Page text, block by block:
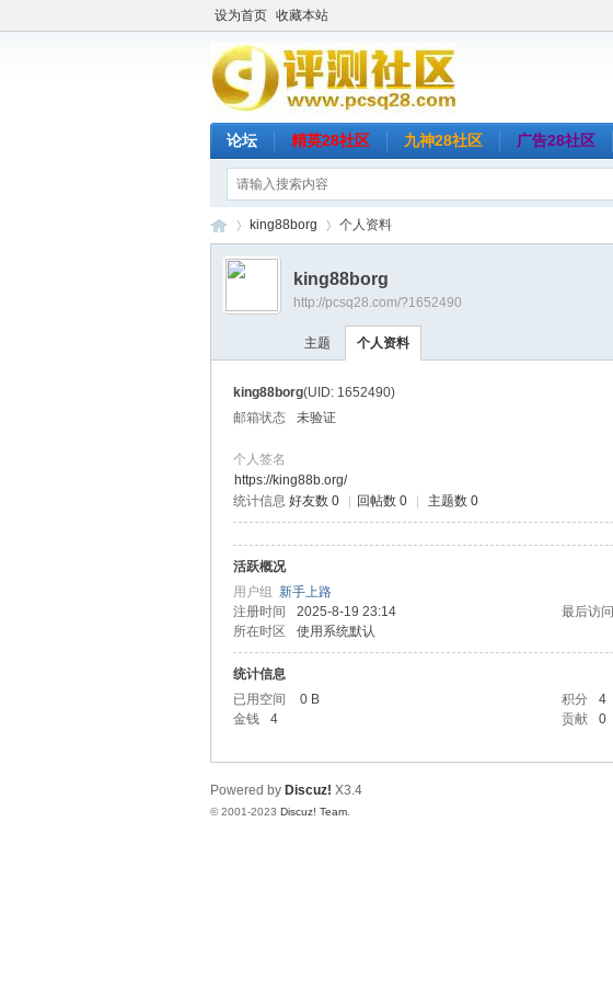
设为首页 收藏本站
论坛 精英28社区 九神28社区 广告28社区
›
king88borg 个人资料
king88borg
http://pcsq28.com/?1652490
主题 个人资料
king88borg(UID: 1652490)
邮箱状态
未验证
个人签名
https://king88b.org/
统计信息 好友数 0 回帖数 0 主题数 0
活跃概况
用户组 新手上路
注册时间
2025-8-19 23:14 最后访问
所在时区
使用系统默认
统计信息
已用空间
0 B 积分 4
金钱
4 贡献 0
Powered by Discuz! X3.4
© 2001-2023 Discuz! Team